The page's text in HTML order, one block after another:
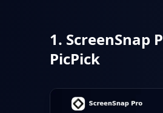
1. ScreenSnap
PicPick